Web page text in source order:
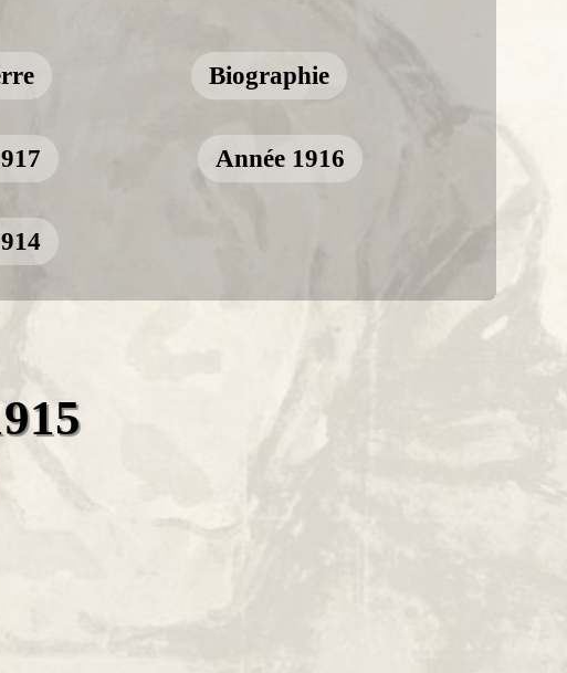
Biographie
Année 1916